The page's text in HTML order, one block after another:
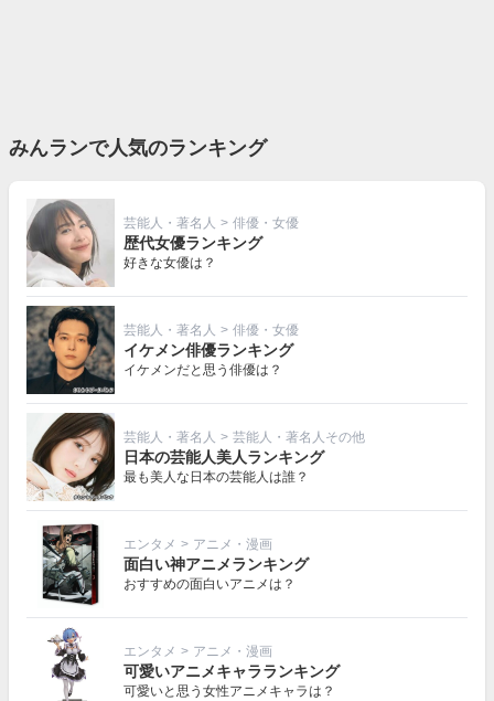
みんランで人気のランキング
芸能人・著名人 > 俳優・女優
歴代女優ランキング
好きな女優は？
芸能人・著名人 > 俳優・女優
イケメン俳優ランキング
イケメンだと思う俳優は？
芸能人・著名人 > 芸能人・著名人その他
日本の芸能人美人ランキング
最も美人な日本の芸能人は誰？
エンタメ > アニメ・漫画
面白い神アニメランキング
おすすめの面白いアニメは？
エンタメ > アニメ・漫画
可愛いアニメキャラランキング
可愛いと思う女性アニメキャラは？